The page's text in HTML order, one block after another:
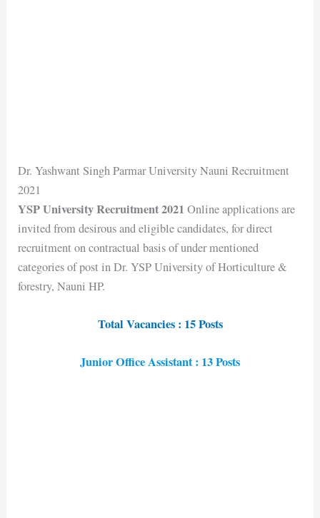
Dr. Yashwant Singh Parmar University Nauni Recruitment
2021
YSP University Recruitment 2021 Online applications are
invited from desirous and eligible candidates, for direct
recruitment on contractual basis of under mentioned
categories of post in Dr. YSP University of Horticulture &
forestry, Nauni HP.
Total Vacancies : 15 Posts
Junior Office Assistant : 13 Posts